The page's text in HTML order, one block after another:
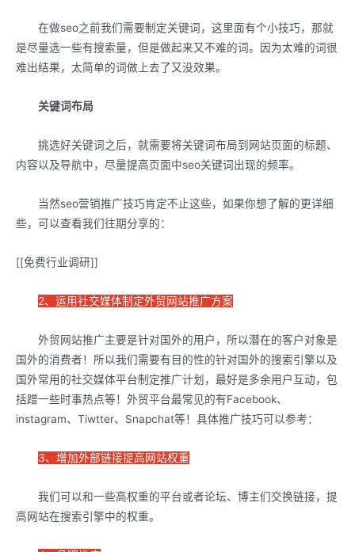
在做seo之前我们需要制定关键词，这里面有个小技巧，那就
是尽量选一些有搜索量，但是做起来又不难的词。因为太难的词很
难出结果，太简单的词做上去了又没效果。
关键词布局
挑选好关键词之后，就需要将关键词布局到网站页面的标题、
内容以及导航中，尽量提高页面中seo关键词出现的频率。
当然seo营销推广技巧肯定不止这些，如果你想了解的更详细
些，可以查看我们往期分享的：
[[免费行业调研]]
2、运用社交媒体制定外贸网站推广方案
外贸网站推广主要是针对国外的用户，所以潜在的客户对象是
国外的消费者！所以我们需要有目的性的针对国外的搜索引擎以及
国外常用的社交媒体平台制定推广计划，最好是多余用户互动，包
括蹭一些时事热点等！外贸平台最常见的有Facebook、
instagram、Tiwtter、Snapchat等！具体推广技巧可以参考：
3、增加外部链接提高网站权重
我们可以和一些高权重的平台或者论坛、博主们交换链接，提
高网站在搜索引擎中的权重。